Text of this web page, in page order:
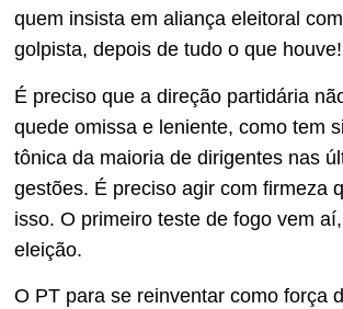
quem insista em aliança eleitoral com
golpista, depois de tudo o que houve!
É preciso que a direção partidária
quede omissa e leniente, como tem
tônica da maioria de dirigentes nas
gestões. É preciso agir com firmeza
isso. O primeiro teste de fogo vem
eleição.
O PT para se reinventar como força